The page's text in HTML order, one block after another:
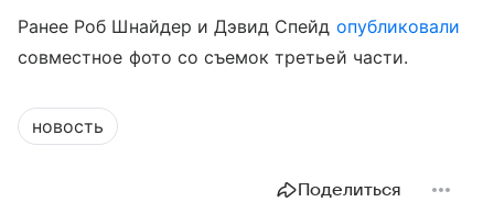
Ранее Роб Шнайдер и Дэвид Спейд опубликовали
совместное фото со съемок третьей части.
новость
Поделиться